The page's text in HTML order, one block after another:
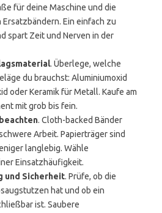
für deine Maschine und die
Ein einfach zu
spart Zeit und Nerven in der
. Überlege, welche
du brauchst: Aluminiumoxid
oder Keramik für Metall. Kaufe am
mit grob bis fein.
. Cloth-backed Bänder
Arbeit. Papierträger sind
langlebig. Wähle
Einsatzhäufigkeit.
und Sicherheit. Prüfe, ob die
hat und ob ein
ist. Saubere